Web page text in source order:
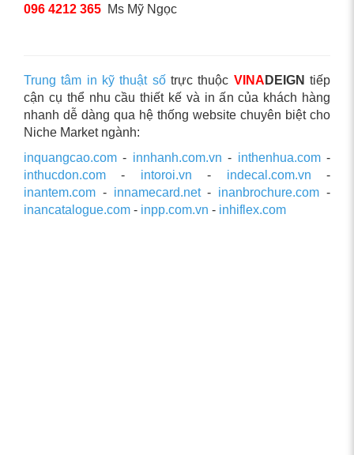
096 4212 365 Ms Mỹ Ngọc
Trung tâm in kỹ thuật sốtrực thuộc VINA DEIGN tiếp
cận cụ thể nhu cầu thiết kế và in ấn của khách hàng
nhanh dễ dàng qua hệ thống website chuyên biệt cho
Niche Market ngành:
inquangcao.com - innhanh.com.vn - inthenhua.com-
inthucdon.com - intoroi.vn - indecal.com.vn -
inantem.com - innamecard.net- inanbrochure.com -
inancatalogue.com - inpp.com.vn - inhiflex.com